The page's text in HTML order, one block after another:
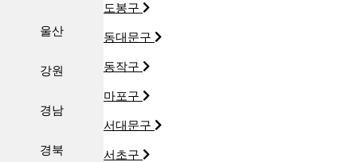
울산
강원
경남
경북
도봉구
동대문구
동작구
마포구
서대문구
서초구